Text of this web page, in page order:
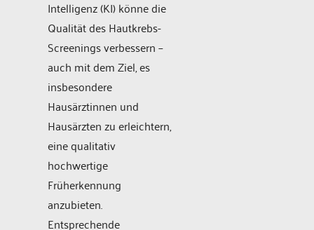
Intelligenz (KI) könne die
Qualität des Hautkrebs-
Screenings verbessern –
auch mit dem Ziel, es
insbesondere
Hausärztinnen und
Hausärzten zu erleichtern,
eine qualitativ
hochwertige
Früherkennung
anzubieten.
Entsprechende